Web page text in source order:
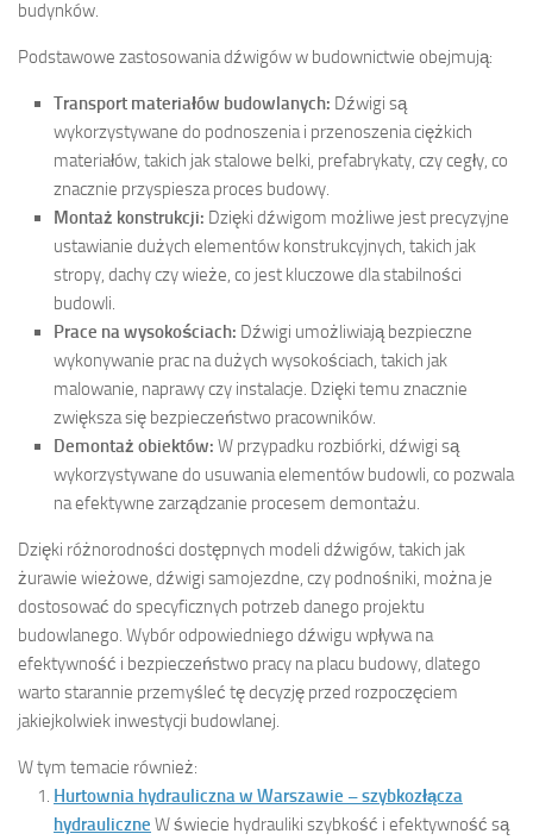
budynków.
Podstawowe zastosowania dźwigów w budownictwie obejmują:
Transport materiałów budowlanych: Dźwigi są
wykorzystywane do podnoszenia i przenoszenia ciężkich
materiałów, takich jak stalowe belki, prefabrykaty, czy cegły, co
znacznie przyspiesza proces budowy.
Montaż konstrukcji: Dzięki dźwigom możliwe jest precyzyjne
ustawianie dużych elementów konstrukcyjnych, takich jak
stropy, dachy czy wieże, co jest kluczowe dla stabilności
budowli.
Prace na wysokościach: Dźwigi umożliwiają bezpieczne
wykonywanie prac na dużych wysokościach, takich jak
malowanie, naprawy czy instalacje. Dzięki temu znacznie
zwiększa się bezpieczeństwo pracowników.
Demontaż obiektów: W przypadku rozbiórki, dźwigi są
wykorzystywane do usuwania elementów budowli, co pozwala
na efektywne zarządzanie procesem demontażu.
Dzięki różnorodności dostępnych modeli dźwigów, takich jak
żurawie wieżowe, dźwigi samojezdne, czy podnośniki, można je
dostosować do specyficznych potrzeb danego projektu
budowlanego. Wybór odpowiedniego dźwigu wpływa na
efektywność i bezpieczeństwo pracy na placu budowy, dlatego
warto starannie przemyśleć tę decyzję przed rozpoczęciem
jakiejkolwiek inwestycji budowlanej.
W tym temacie również:
Hurtownia hydrauliczna w Warszawie – szybkozłącza
hydrauliczne W świecie hydrauliki szybkość i efektywność są